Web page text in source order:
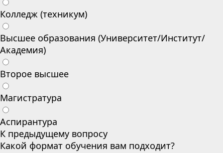
Колледж (техникум)
Высшее образования (Университет/Институт/
Академия)
Второе высшее
Магистратура
Аспирантура
К предыдущему вопросу
Какой формат обучения вам подходит?